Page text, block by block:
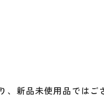
グ
新品未使用品ではご